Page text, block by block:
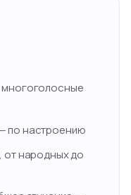
многоголосные
по настроению
от народных до